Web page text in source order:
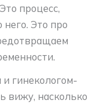
процесс,
него. Это про
гинекологом-
вижу, насколько